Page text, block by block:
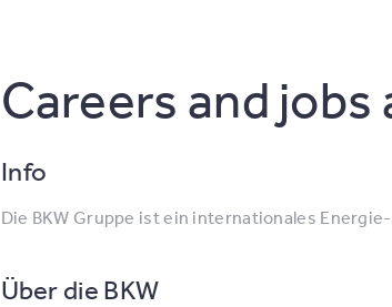
Careers and jobs
Info
Die BKW Gruppe ist ein internationales
Über die BKW